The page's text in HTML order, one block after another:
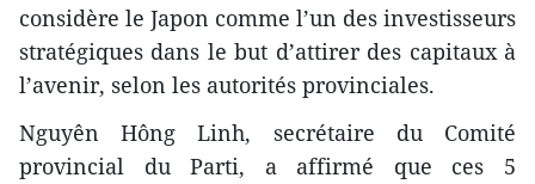
considère le Japon comme l’un des investisseurs
stratégiques dans le but d’attirer des capitaux à
l’avenir, selon les autorités provinciales.
Nguyên Hông Linh, secrétaire du Comité
provincial du Parti, a affirmé que ces 5